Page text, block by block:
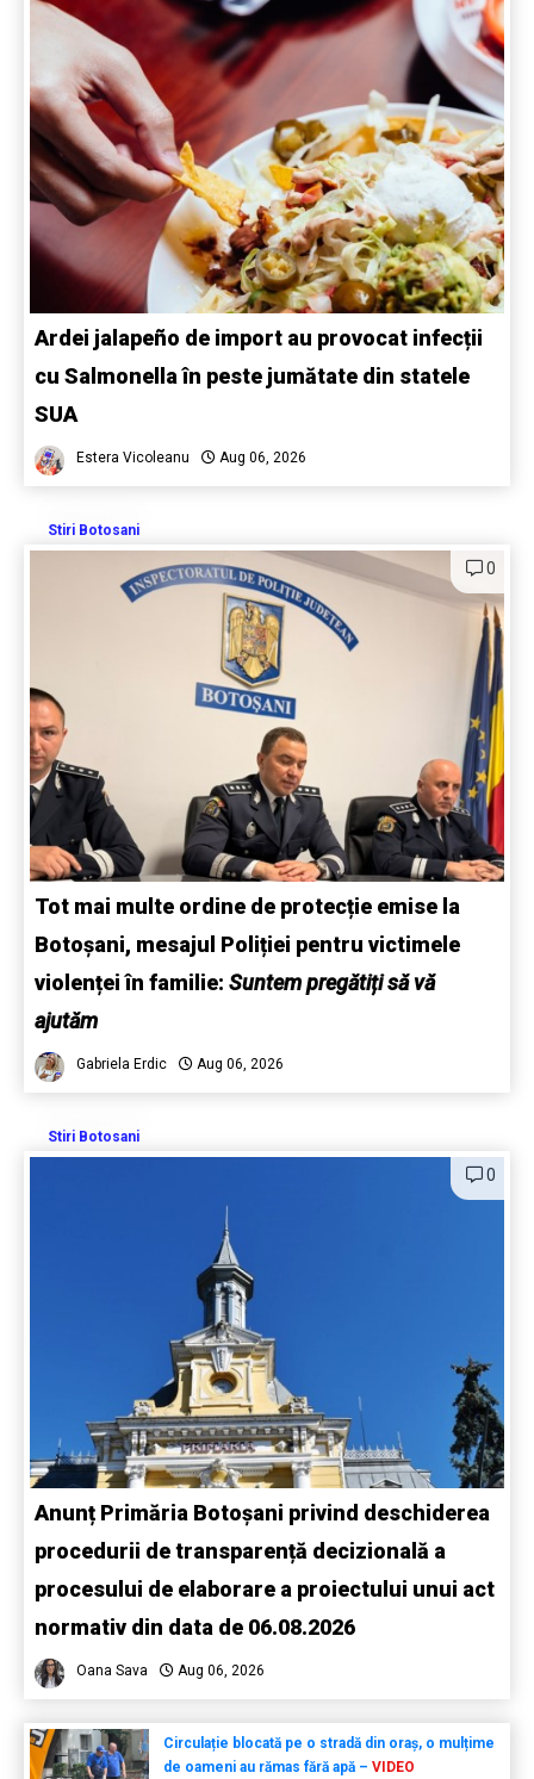
Ardei jalapeño de import au provocat infecții
cu Salmonella în peste jumătate din statele
SUA
Estera Vicoleanu Aug 06, 2026
Stiri Botosani
0
Tot mai multe ordine de protecție emise la
Botoșani, mesajul Poliției pentru victimele
violenței în familie: Suntem pregătiți să vă
ajutăm
Gabriela Erdic Aug 06, 2026
Stiri Botosani
0
Anunț Primăria Botoșani privind deschiderea
procedurii de transparență decizională a
procesului de elaborare a proiectului unui act
normativ din data de 06.08.2026
Oana Sava Aug 06, 2026
Circulație blocată pe o stradă din oraș, o mulțime
de oameni au rămas fără apă – VIDEO